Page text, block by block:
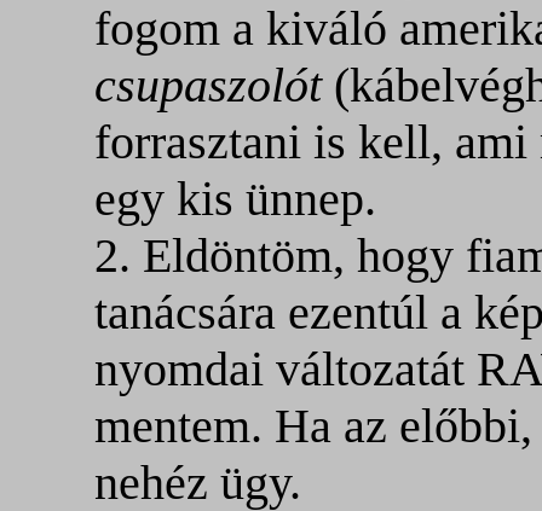
fogom a kiváló
csupaszolót
forrasztani is kell,
egy kis ünnep.
2. Eldöntöm, hogy
tanácsára ezentúl a
nyomdai változatát
mentem. Ha az
nehéz ügy.